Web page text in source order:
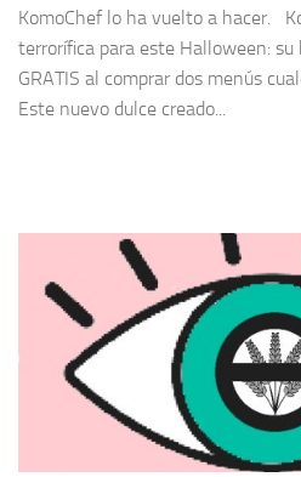
KomoChef lo ha vuelto a hacer.
terrorífica para este Halloween: su
GRATIS al comprar dos menús
Este nuevo dulce creado...